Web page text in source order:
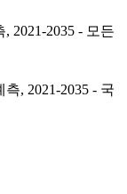
2035 - 모든
, 2021-2035 - 국